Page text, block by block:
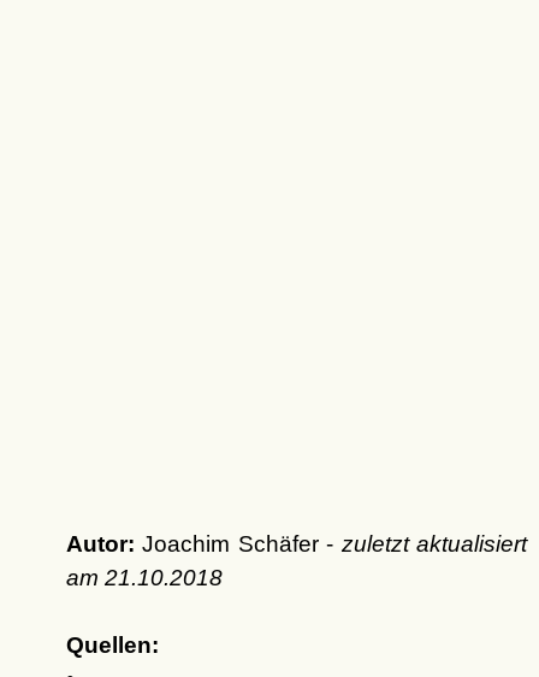
Autor: Joachim Schäfer - zuletzt aktualisiert
am 21.10.2018
Quellen: